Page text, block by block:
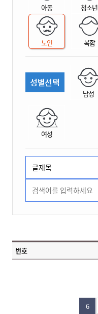
아동 청소년
노인 복합
성별선택
남성
여성
번호
6